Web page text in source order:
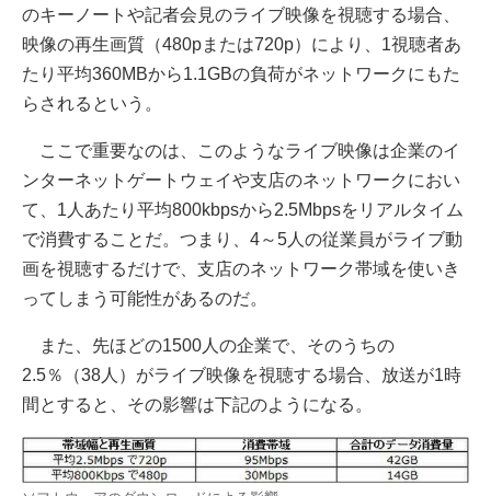
のキーノートや記者会見のライブ映像を視聴する場合、
映像の再生画質（480pまたは720p）により、1視聴者あ
たり平均360MBから1.1GBの負荷がネットワークにもた
らされるという。
ここで重要なのは、このようなライブ映像は企業のイ
ンターネットゲートウェイや支店のネットワークにおい
て、1人あたり平均800kbpsから2.5Mbpsをリアルタイム
で消費することだ。つまり、4～5人の従業員がライブ動
画を視聴するだけで、支店のネットワーク帯域を使いき
ってしまう可能性があるのだ。
また、先ほどの1500人の企業で、そのうちの
2.5％（38人）がライブ映像を視聴する場合、放送が1時
間とすると、その影響は下記のようになる。